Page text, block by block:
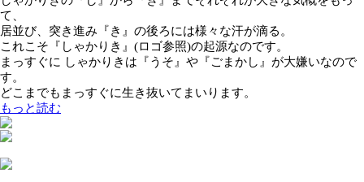
デジタル大辞泉によれば、『夢中になって何かに取り組むこ
類語に、精一杯、力いっぱい、体当たり、燃焼、ひたむき、
とあります。
しゃかりきの『し』から『き』までそれぞれが大きな気概を
て、
居並び、突き進み『き』の後ろには様々な汗が滴る。
これこそ『しゃかりき』(ロゴ参照)の起源なのです。
まっすぐに しゃかりきは『うそ』や『ごまかし』が大嫌い
す。
どこまでもまっすぐに生き抜いてまいります。